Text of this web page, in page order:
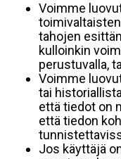
Voimme
tahojen
kulloinkin
perustuvalla,
Voimme
tai
että tiedot on
että tiedon
Jos käyttäjä